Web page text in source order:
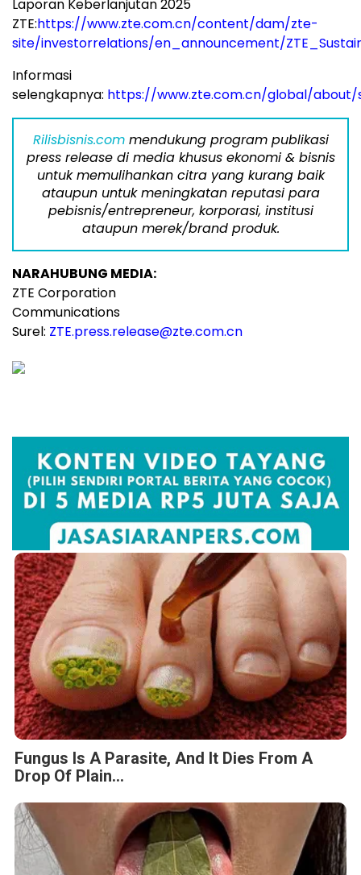
Laporan Keberlanjutan 2025
ZTE:https://www.zte.com.cn/content/dam/zte-
site/investorrelations/en_announcement/
Informasi
selengkapnya: https://www.zte.com.cn/global/about/
Rilisbisnis.commendukung program publikasi
press release di media khusus ekonomi & bisnis
untuk memulihankan citra yang kurang baik
ataupun untuk meningkatan reputasi para
pebisnis/entrepreneur, korporasi, institusi
ataupun merek/brand produk.
NARAHUBUNG MEDIA:
ZTE Corporation
Communications
Surel: ZTE.press.release@zte.com.cn
Fungus Is A Parasite, And It Dies From A
Drop Of Plain...